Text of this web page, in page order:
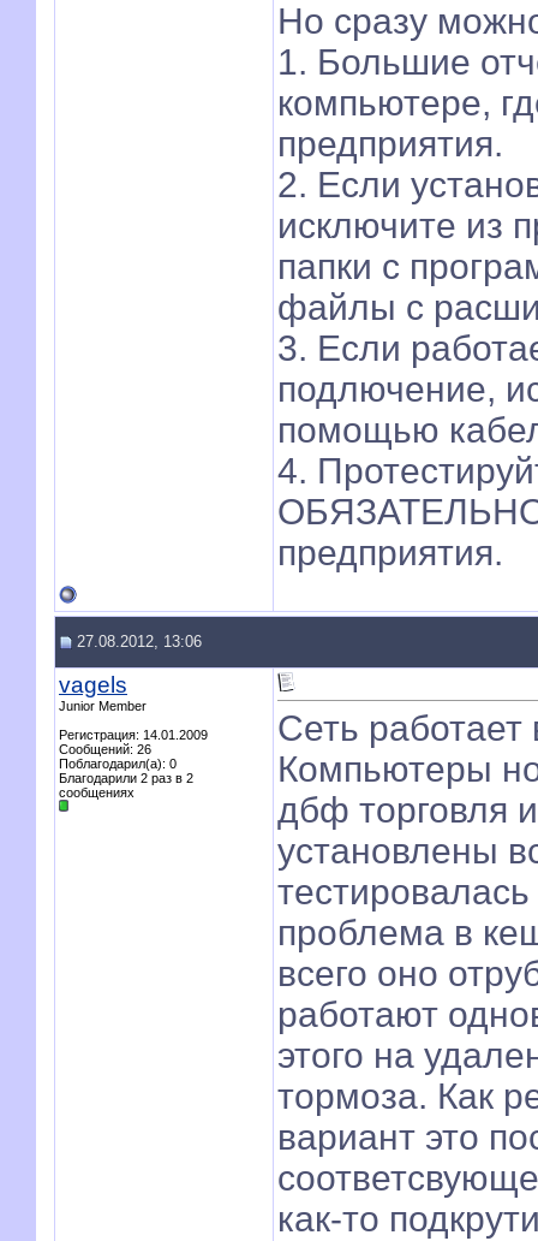
Но сразу
1. Большие
компьютере,
предприятия.
2. Если
исключите из
папки с
файлы с
3. Если
подлючение,
помощью
4.
предприятия.
27.08.2012, 13:06
vagels
Junior Member
Регистрация: 14.01.2009
Сообщений: 26
Поблагодарил(а): 0
Благодарили 2 раз в 2
сообщениях
Сеть работает
Компьютеры
дбф торговля
установлены
проблема в
всего оно
работают
этого на
тормоза. Как
вариант это
как-то